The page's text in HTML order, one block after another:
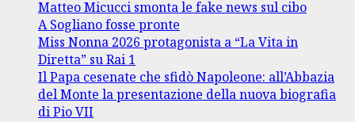
Matteo Micucci smonta le fake news sul cibo
A Sogliano fosse pronte
Miss Nonna 2026 protagonista a “La Vita in
Diretta” su Rai 1
Il Papa cesenate che sfidò Napoleone: all’Abbazia
del Monte la presentazione della nuova biografia
di Pio VII